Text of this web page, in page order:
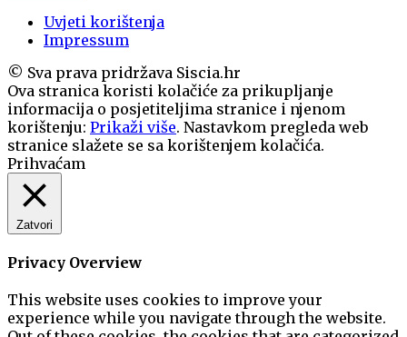
Uvjeti korištenja
Impressum
© Sva prava pridržava Siscia.hr
Ova stranica koristi kolačiće za prikupljanje
informacija o posjetiteljima stranice i njenom
korištenju: Prikaži više. Nastavkom pregleda web
stranice slažete se sa korištenjem kolačića.
Prihvaćam
Zatvori
Privacy Overview
This website uses cookies to improve your
experience while you navigate through the website.